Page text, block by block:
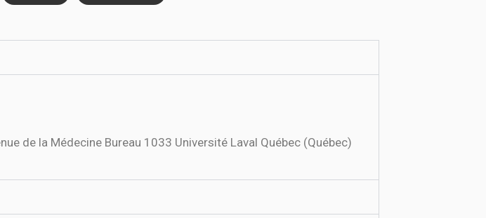
de la Médecine Bureau 1033 Université Laval Québec (Québec)